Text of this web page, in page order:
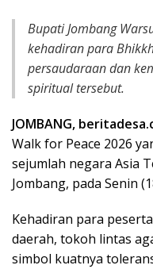
Bupati Jombang
kehadiran para
persaudaraan dan
spiritual tersebut.
JOMBANG,
Walk for Peace 2026
sejumlah negara Asia
Jombang, pada Senin
Kehadiran para
daerah, tokoh lintas
simbol kuatnya